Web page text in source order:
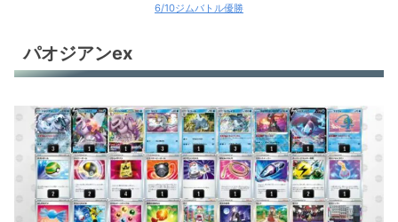
6/10ジムバトル優勝
パオジアンex